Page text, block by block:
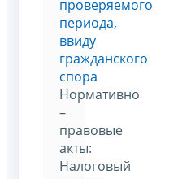
проверяемого
периода,
ввиду
гражданского
спора
Нормативно
–
правовые
акты:
Налоговый